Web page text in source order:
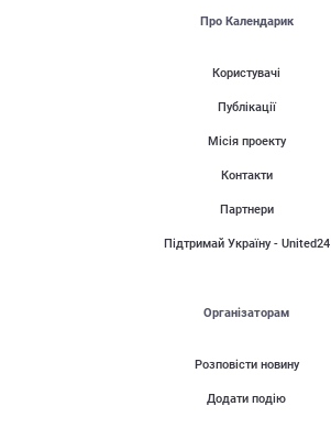
Про Календарик
Користувачі
Публікації
Місія проекту
Контакти
Партнери
Підтримай Україну - United24
Організаторам
Розповісти новину
Додати подію